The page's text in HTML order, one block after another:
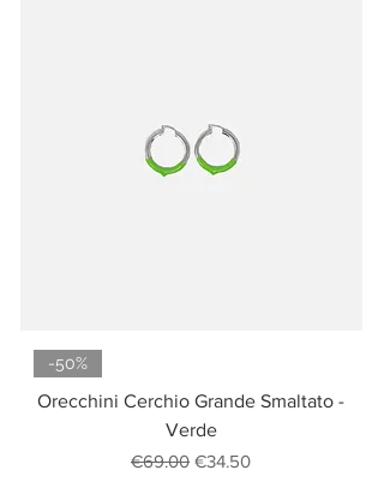
-50%
Orecchini Cerchio Grande Smaltato -
Verde
Regular Price
€69.00 Sale Price
€34.50